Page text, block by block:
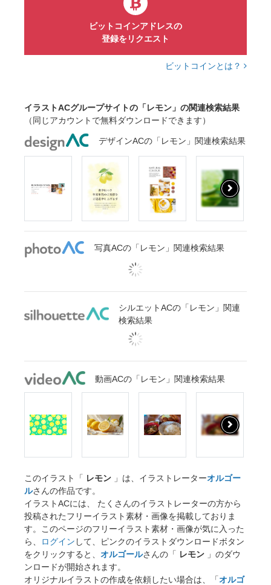
ビットコインアドレスの
登録をリクエスト
ビットコインとは？
イラストACグループサイトの「レモン」の関連検索結果
（同じアカウントで無料ダウンロードできます）
デザインACの「レモン」関連検索結果
写真ACの「レモン」関連検索結果
シルエットACの「レモン」関連
検索結果
動画ACの「レモン」関連検索結果
このイラスト「 レモン 」は、イラストレーターオルゴー
ルさんの作品です。
イラストACには、 たくさんのイラストレーターの方から
投稿されたフリーイラスト素材・画像を掲載しておりま
す。このページのフリーイラスト素材・画像が気に入った
ら、
ログイン して、ピンクのイラストダウンロードボタン
をクリックすると、 オルゴールさんの「 レモン 」のダウ
ンロードが開始されます。
オリジナルイラストの作成を依頼したい場合は、「オルゴ